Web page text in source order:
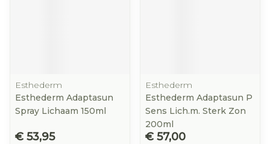
Esthederm
Esthederm Adaptasun
Spray Lichaam 150ml
€ 53,95
Esthederm
Esthederm Adaptasun P
Sens Lich.m. Sterk Zon
200ml
€ 57,00